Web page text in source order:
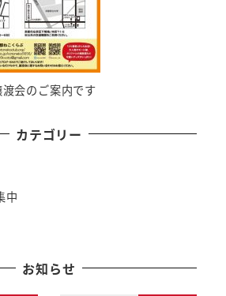
会のご案内です
カテゴリー
中
お知らせ